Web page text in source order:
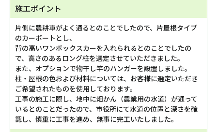
施工ポイント
片側に農耕車がよく通るとのことでしたので、片屋根タイプ
のカーポートとし、
背の高いワンボックスカーを入れられるとのことでしたの
で、高さのあるロング柱を選定させていただきました。
また、オプションで物干し竿のハンガーを設置しました。
柱・屋根の色および材料については、お客様に選定いただき
ご希望されたものを使用しております。
工事の施工に際し、地中に畑かん（農業用の水道）が通って
いるとのことだったので、市役所にて水道の位置と深さを確
認し、慎重に工事を進め、無事に完工いたしました。